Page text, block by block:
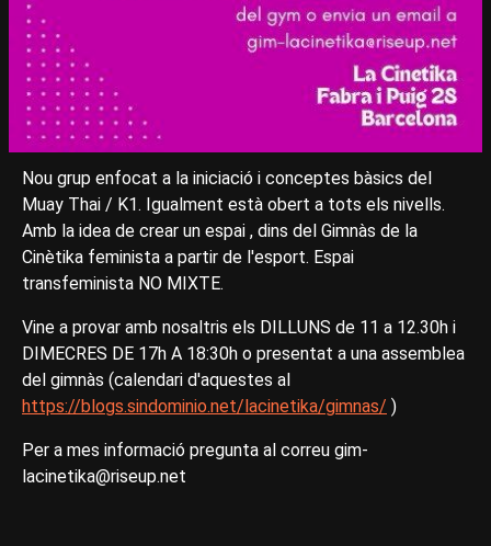
Nou grup enfocat a la iniciació i conceptes bàsics del
Muay Thai / K1. Igualment està obert a tots els nivells.
Amb la idea de crear un espai , dins del Gimnàs de la
Cinètika feminista a partir de l'esport. Espai
transfeminista NO MIXTE.
Vine a provar amb nosaltris els DILLUNS de 11 a 12.30h i
DIMECRES DE 17h A 18:30h o presentat a una assemblea
del gimnàs (calendari d'aquestes al
https://blogs.sindominio.net/lacinetika/gimnas/ )
Per a mes informació pregunta al correu gim-
lacinetika@riseup.net